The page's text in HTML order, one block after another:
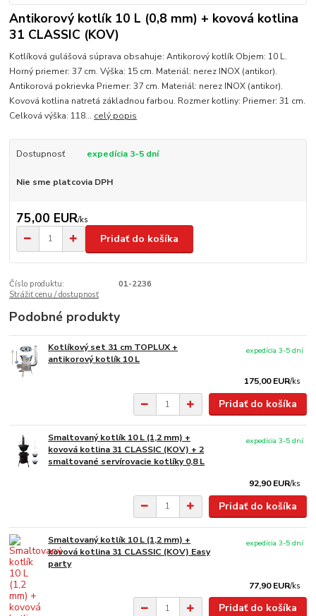
Antikorový kotlík 10 L (0,8 mm) + kovová kotlina
31 CLASSIC (KOV)
Kotlíková gulášová súprava obsahuje: Antikorový kotlík Objem: 10 L.
Horný priemer: 37 cm. Výška: 15 cm. Materiál: nerez INOX (antikor).
Antikorová pokrievka Priemer: 37 cm. Materiál: nerez INOX (antikor).
Kovová kotlina natretá základnou farbou. Rozmer kotliny: Priemer: 31 cm.
Celková výška: 118... celý popis
Dostupnosť expedícia 3-5 dní
Nie sme platcovia DPH
75,00 EUR/ks
Pridať do košíka
Číslo produktu:
01-2236
Strážiť cenu / dostupnosť
Podobné produkty
Kotlíkový set 31 cm TOPLUX +
antikorový kotlík 10 L
175,00 EUR/ks
expedícia 3-5 dní
Pridať do košíka
Smaltovaný kotlík 10 L (1,2 mm) +
kovová kotlina 31 CLASSIC (KOV) + 2
smaltované servírovacie kotlíky 0,8 L
92,90 EUR/ks
expedícia 3-5 dní
Pridať do košíka
Smaltovaný kotlík 10 L (1,2 mm) +
kovová kotlina 31 CLASSIC (KOV) Easy
party
77,90 EUR/ks
expedícia 3-5 dní
Pridať do košíka